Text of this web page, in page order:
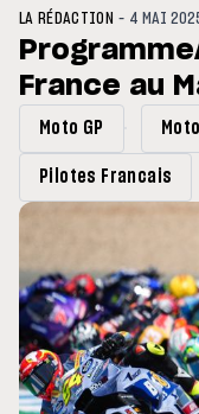
du GP de Grande-
LA RÉDACTION - 4 MAI
France au
Moto GP
Pilotes Francais